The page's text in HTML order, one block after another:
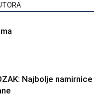
Najbolje namirnice